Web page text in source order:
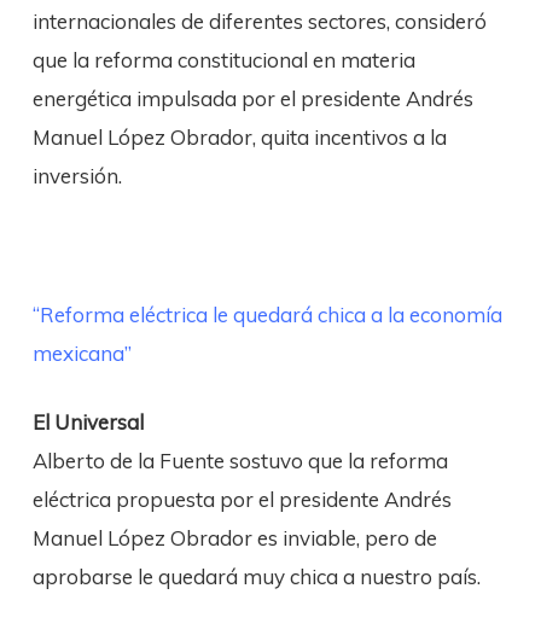
internacionales de diferentes sectores, consideró
que la reforma constitucional en materia
energética impulsada por el presidente Andrés
Manuel López Obrador, quita incentivos a la
inversión.
“Reforma eléctrica le quedará chica a la economía
mexicana”
El Universal
Alberto de la Fuente sostuvo que la reforma
eléctrica propuesta por el presidente Andrés
Manuel López Obrador es inviable, pero de
aprobarse le quedará muy chica a nuestro país.